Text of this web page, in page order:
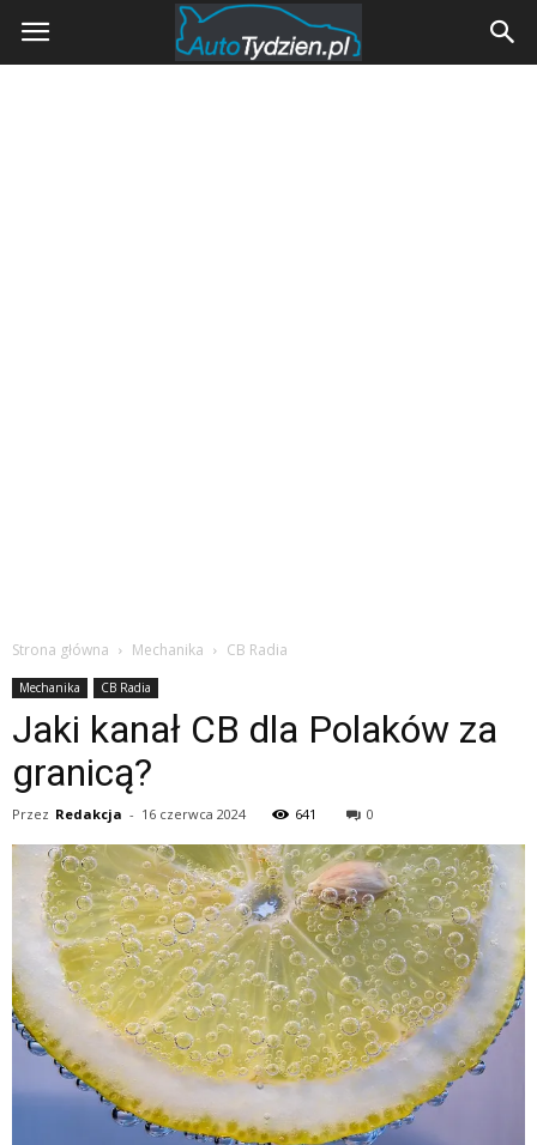
AutoTydzien.pl
Strona główna Mechanika CB Radia
Mechanika CB Radia
Jaki kanał CB dla Polaków za
granicą?
Przez Redakcja - 16 czerwca 2024 641 0